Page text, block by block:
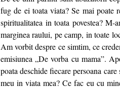
fug de ei toata viata? Se mai poate
spiritualitatea in toata povestea?
marginea raului, pe camp, in toate
Am vorbit despre ce simtim, ce
emisiunea „De vorba cu mama”.
poata deschide fiecare persoana
meu in viata mea? Ce fac eu cu